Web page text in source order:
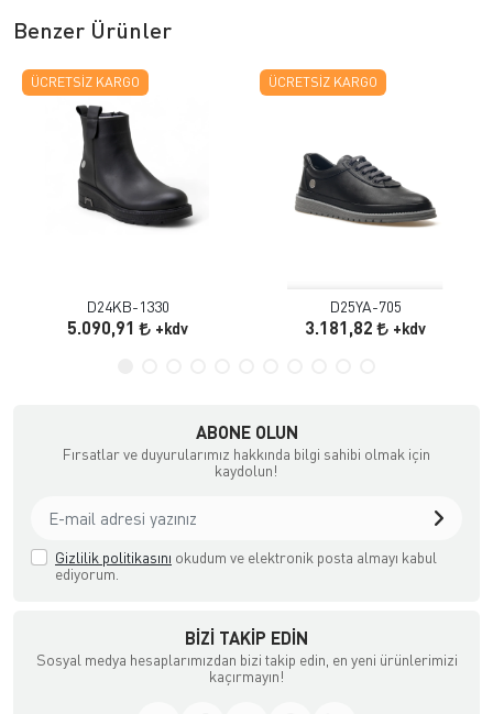
Benzer Ürünler
ÜCRETSIZ KARGO
D24KB-1330
5.090,91 +kdv
ÜCRETSIZ KARGO
D25YA-705
3.181,82 +kdv
ABONE OLUN
Fırsatlar ve duyurularımız hakkında bilgi sahibi olmak için
kaydolun!
Gizlilik politikasını okudum ve elektronik posta almayı kabul
ediyorum.
BIZI TAKIP EDIN
Sosyal medya hesaplarımızdan bizi takip edin, en yeni ürünlerimizi
kaçırmayın!